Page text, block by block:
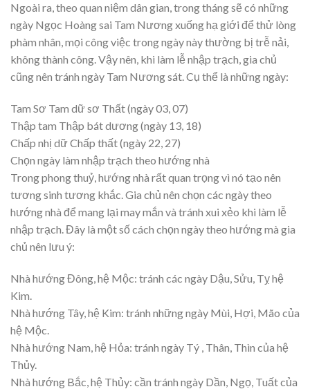
Ngoài ra, theo quan niệm dân gian, trong tháng sẽ có những
ngày Ngọc Hoàng sai Tam Nương xuống hạ giới để thử lòng
phàm nhân, mọi công việc trong ngày này thường bị trễ nải,
không thành công. Vậy nên, khi làm lễ nhập trạch, gia chủ
cũng nên tránh ngày Tam Nương sát. Cụ thể là những ngày:
Tam Sơ Tam dữ sơ Thất (ngày 03, 07)
Thập tam Thập bát dương (ngày 13, 18)
Chấp nhị dữ Chấp thất (ngày 22, 27)
Chọn ngày làm nhập trạch theo hướng nhà
Trong phong thuỷ, hướng nhà rất quan trọng vì nó tạo nên
tương sinh tương khắc. Gia chủ nên chọn các ngày theo
hướng nhà để mang lại may mắn và tránh xui xẻo khi làm lễ
nhập trạch. Đây là một số cách chọn ngày theo hướng mà gia
chủ nên lưu ý:
Nhà hướng Đông, hệ Mộc: tránh các ngày Dậu, Sửu, Tỵ hệ
Kim.
Nhà hướng Tây, hệ Kim: tránh những ngày Mùi, Hợi, Mão của
hệ Mộc.
Nhà hướng Nam, hệ Hỏa: tránh ngày Tý , Thân, Thìn của hệ
Thủy.
Nhà hướng Bắc, hệ Thủy: cần tránh ngày Dần, Ngọ, Tuất của